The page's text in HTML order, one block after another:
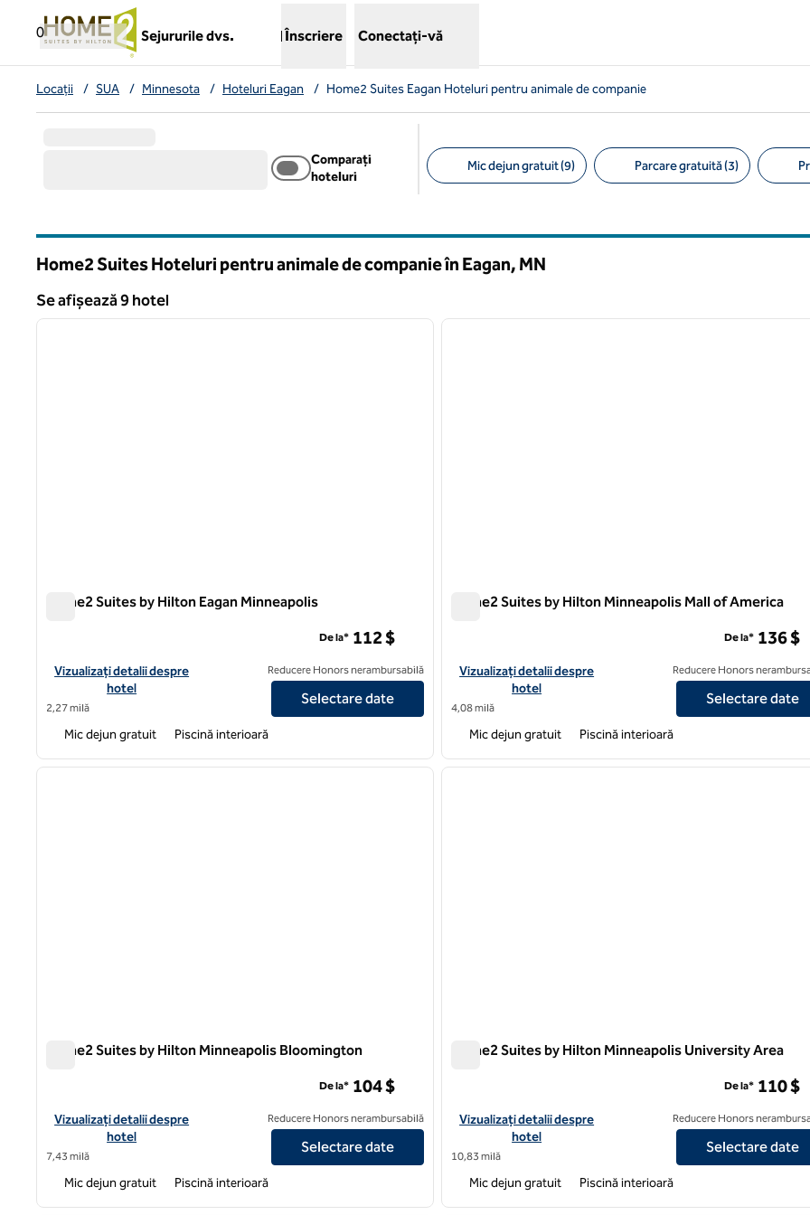
0
Sejururile dvs.
,
Înscriere Conectați-vă
Locații / SUA / Minnesota / Hoteluri Eagan / Home2 Suites Eagan Hoteluri pentru animale de companie
Comparați
hoteluri
Mic dejun gratuit (9) Parcare gratuită (3)
Home2 Suites Hoteluri pentru animale de companie în Eagan, MN
Se afișează 9 hotel
Se afișează 9 hotel
1 din 12
imaginea următoare
Home2 Suites by Hilton Eagan Minneapolis
Vizualizați detaliile hotelului pentru Home2 Suites by Hilton Eagan Minneapolis
Vizualizați detalii despre
hotel
2,27 milă
De la* 112 $
Reducere Honors nerambursabilă
Selectare date
Mic dejun gratuit Piscină interioară
1 din 12
Home2 Suites by Hilton Minneapolis Mall of America
Vizualizați detaliile hotelului pentru Home2 Suites by Hilton
Vizualizați detalii despre
hotel
4,08 milă
De la* 136 $
Reducere Honors
Selectare date
Mic dejun gratuit Piscină interioară
1 din 12
imaginea următoare
Home2 Suites by Hilton Minneapolis Bloomington
Vizualizați detaliile hotelului pentru Home2 Suites by Hilton Minneapolis Bloomington
Vizualizați detalii despre
hotel
7,43 milă
De la* 104 $
Reducere Honors nerambursabilă
Selectare date
Mic dejun gratuit Piscină interioară
1 din 12
Home2 Suites by Hilton Minneapolis University Area
Vizualizați detaliile hotelului pentru Home2 Suites by Hilton
Vizualizați detalii despre
hotel
10,83 milă
De la* 110 $
Reducere Honors
Selectare date
Mic dejun gratuit Piscină interioară